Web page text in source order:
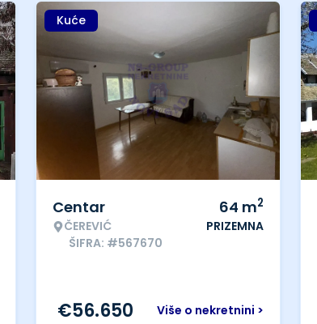
Kuće
Centar
ČEREVIĆ
ŠIFRA: #567670
64 m2
PRIZEMNA
Više o nekretnini >
€56.650